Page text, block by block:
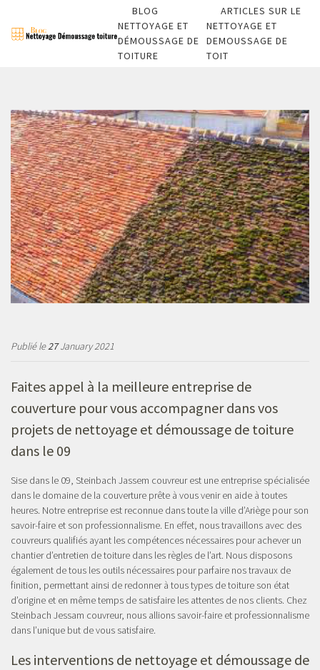
BLOG
NETTOYAGE ET
DÉMOUSSAGE DE
TOITURE
ARTICLES SUR LE
NETTOYAGE ET
DEMOUSSAGE DE
TOIT
Publié le27January 2021
Faites appel à la meilleure entreprise de
couverture pour vous accompagner dans vos
projets de nettoyage et démoussage de toiture
dans le 09
Sise dans le 09, Steinbach Jassem couvreur est une entreprise spécialisée
dans le domaine de la couverture prête à vous venir en aide à toutes
heures. Notre entreprise est reconnue dans toute la ville d’Ariège pour son
savoir-faire et son professionnalisme. En effet, nous travaillons avec des
couvreurs qualifiés ayant les compétences nécessaires pour achever un
chantier d’entretien de toiture dans les règles de l’art. Nous disposons
également de tous les outils nécessaires pour parfaire nos travaux de
finition, permettant ainsi de redonner à tous types de toiture son état
d’origine et en même temps de satisfaire les attentes de nos clients. Chez
Steinbach Jessam couvreur, nous allions savoir-faire et professionnalisme
dans l’unique but de vous satisfaire.
Les interventions de nettoyage et démoussage de